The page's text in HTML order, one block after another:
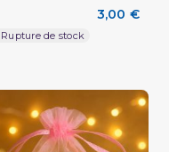
3,00 €
Rupture de stock